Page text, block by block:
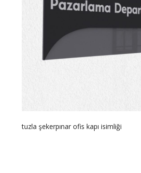
tuzla şekerpınar ofis kapı isimliği